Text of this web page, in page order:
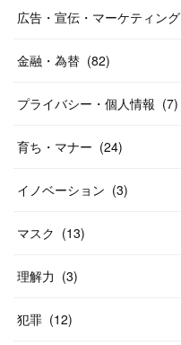
広告・宣伝・マーケティング
金融・為替 (82)
プライバシー・個人情報 (7)
育ち・マナー (24)
イノベーション (3)
マスク (13)
理解力 (3)
犯罪 (12)